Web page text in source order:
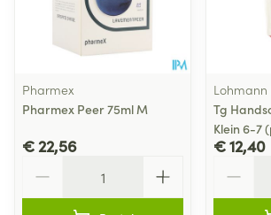
Pharmex
Pharmex Peer 75ml M
€ 22,56
Lohmann
Tg
Klein 6-7
€ 12,40